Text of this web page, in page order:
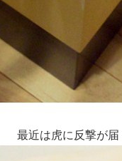
最近は虎に反撃が届